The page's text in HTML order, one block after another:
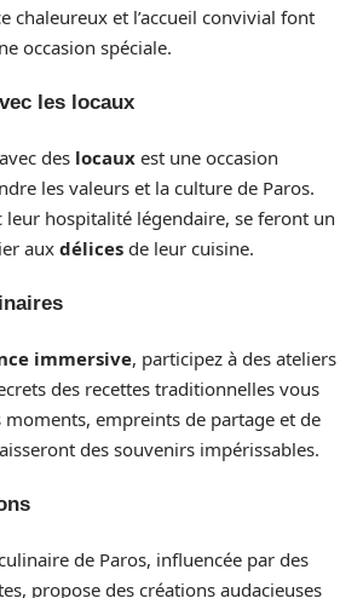
chaleureux et l’accueil convivial font
occasion spéciale.
les locaux
des locaux est une occasion
les valeurs et la culture de Paros.
leur hospitalité légendaire, se feront un
aux délices de leur cuisine.
immersive, participez à des ateliers
des recettes traditionnelles vous
moments, empreints de partage et de
des souvenirs impérissables.
de Paros, influencée par des
propose des créations audacieuses